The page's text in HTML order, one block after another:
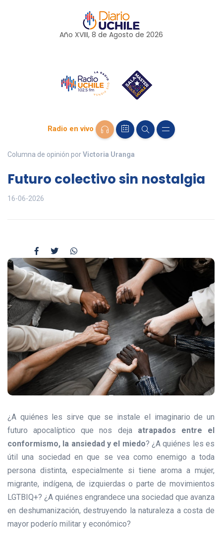
Año XVIII, 8 de Agosto de 2026
Radio en vivo
Columna de opinión porVictoria Uranga
Futuro colectivo sin nostalgia
16-06-2026
¿A quiénes les sirve que se instale el imaginario de un
futuro apocalíptico que nos deja atrapados entre el
conformismo, la ansiedad y el miedo? ¿A quiénes les es
útil una sociedad en que se vea como enemigo a toda
persona distinta, especialmente si tiene aroma a mujer,
migrante, indígena, de izquierdas o parte de movimientos
LGTBIQ+? ¿A quiénes engrandece una sociedad que avanza
en deshumanización, destruyendo la naturaleza a costa de
mayor poderío militar y económico?